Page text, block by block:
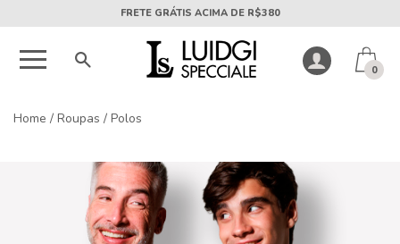
FRETE GRÁTIS ACIMA DE R$380
0
Home / Roupas / Polos